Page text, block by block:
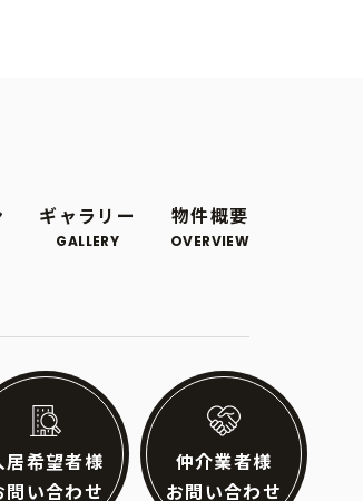
居希望者様
問い合わせ
仲介業者様
お問い合わせ
ギャラリー
GALLERY
物件概要
OVERVIEW
© 2023 ALTHINK